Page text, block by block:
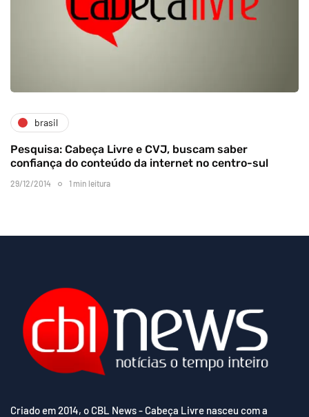
brasil
Pesquisa: Cabeça Livre e CVJ, buscam saber
confiança do conteúdo da internet no centro-sul
29/12/2014 1 min leitura
Criado em 2014, o CBL News - Cabeça Livre nasceu com a